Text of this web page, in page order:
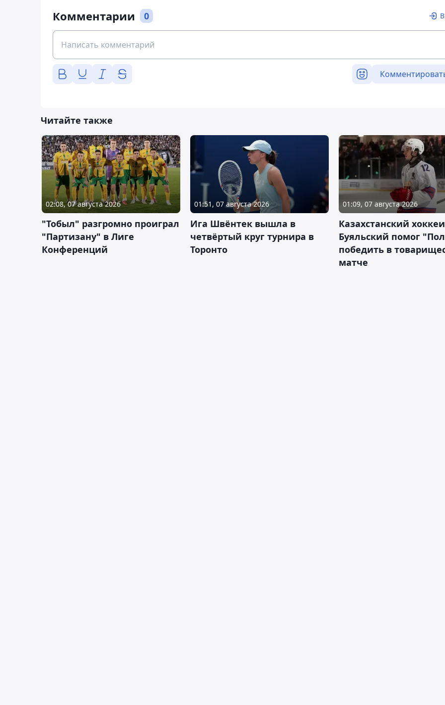
Комментарии 0
Читайте также
02:08, 07 августа 2026
"Тобыл" разгромно проиграл
"Партизану" в Лиге
Конференций
01:51, 07 августа 2026
Ига Швёнтек вышла в
четвёртый круг турнира в
Торонто
01:09, 07 августа 2026
Казахстанский
Буяльский помог
победить в
матче